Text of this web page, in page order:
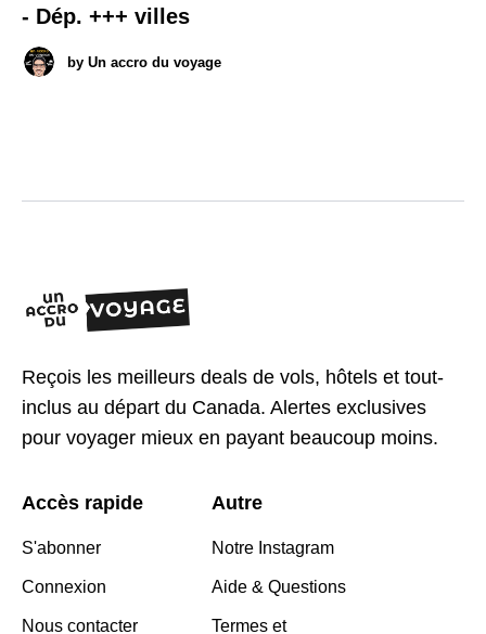
- Dép. +++ villes
by Un accro du voyage
Reçois les meilleurs deals de vols, hôtels et tout-
inclus au départ du Canada. Alertes exclusives
pour voyager mieux en payant beaucoup moins.
Accès rapide
S'abonner
Connexion
Nous contacter
Autre
Notre Instagram
Aide & Questions
Termes et